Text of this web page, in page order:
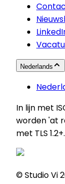
Nederlands
In lijn met
worden 'at
met TLS 1.2+.
© Studio Vi